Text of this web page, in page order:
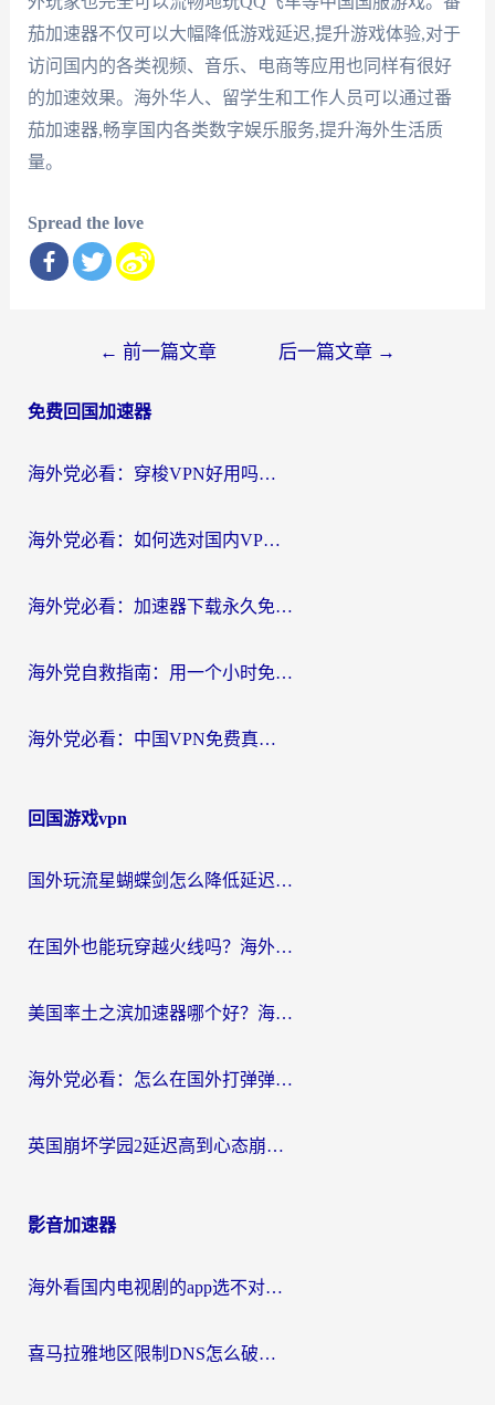
茄加速器不仅可以大幅降低游戏延迟,提升游戏体验,对于
访问国内的各类视频、音乐、电商等应用也同样有很好
的加速效果。海外华人、留学生和工作人员可以通过番
茄加速器,畅享国内各类数字娱乐服务,提升海外生活质
量。
Spread the love
导
← 前一篇文章 后一篇文章 →
免费回国加速器
海外党必看：穿梭VPN好用吗？和云帆VPN对比哪个回国效果更好？附真实测评+避坑指南
海外党必看：如何选对国内VPN，实现无缝访问国内资源？
海外党必看：加速器下载永久免费版真的存在吗？教你无缝访问国内资源的正确姿势
海外党自救指南：用一个小时免费加速器，轻松打破国内资源访问壁垒？
海外党必看：中国VPN免费真的靠谱吗？手把手教你选对回国加速器
回国游戏vpn
国外玩流星蝴蝶剑怎么降低延迟？海外党必看的加速秘籍（含欧洲鸣潮&彩虹岛优化攻略）
在国外也能玩穿越火线吗？海外玩家国服游戏畅玩终极指南
美国率土之滨加速器哪个好？海外党国服游戏畅玩终极指南（附多游戏解决方案）
海外党必看：怎么在国外打弹弹堂不卡？番茄加速器亲测指南
英国崩坏学园2延迟高到心态崩？海外党国服游戏加速终极指南
影音加速器
海外看国内电视剧的app选不对？这份回国加速器避坑指南帮你流畅追剧
喜马拉雅地区限制DNS怎么破？海外党听国内音乐听书的终极解决方案